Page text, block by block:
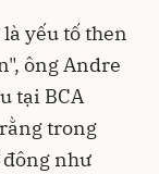
yếu tố then
ông Andre
tại BCA
trong
như